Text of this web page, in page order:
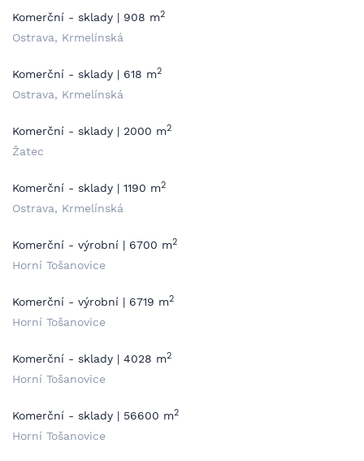
Komerční - sklady | 908 m2
Ostrava, Krmelínská
Komerční - sklady | 618 m2
Ostrava, Krmelínská
Komerční - sklady | 2000 m2
Žatec
Komerční - sklady | 1190 m2
Ostrava, Krmelínská
Komerční - výrobní | 6700 m2
Horní Tošanovice
Komerční - výrobní | 6719 m2
Horní Tošanovice
Komerční - sklady | 4028 m2
Horní Tošanovice
Komerční - sklady | 56600 m2
Horní Tošanovice